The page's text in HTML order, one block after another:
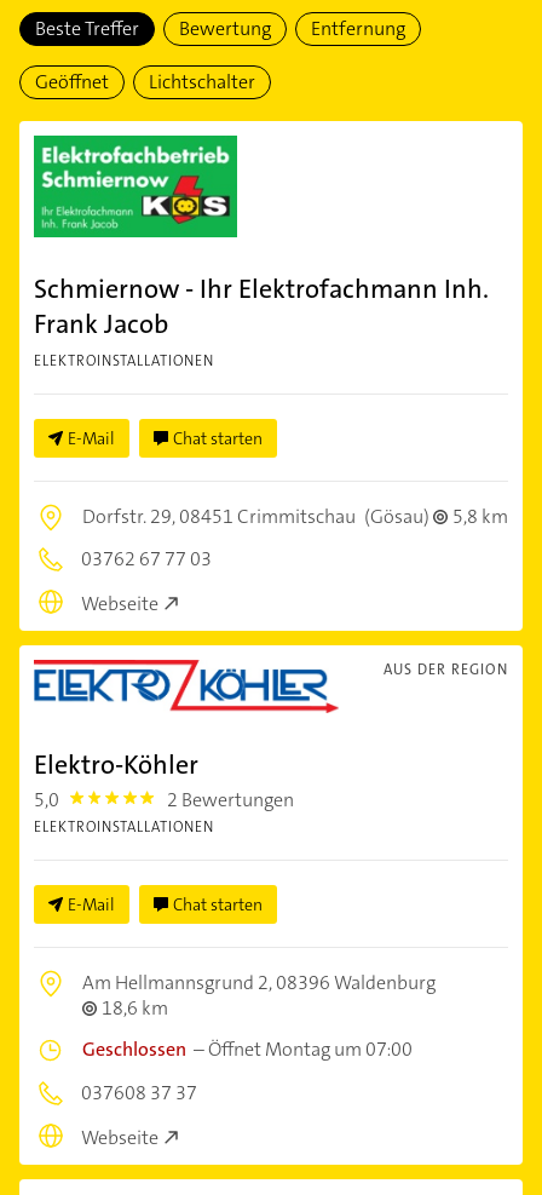
Beste Treffer Bewertung Entfernung
Geöffnet Lichtschalter
Schmiernow - Ihr Elektrofachmann Inh.
Frank Jacob
ELEKTROINSTALLATIONEN
E-Mail Chat starten
Dorfstr. 29,08451 Crimmitschau (Gösau)
5,8 km
03762 67 77 03
Webseite
AUS DER REGION
Elektro-Köhler
5,0 5.0 2 Bewertungen
ELEKTROINSTALLATIONEN
E-Mail Chat starten
Am Hellmannsgrund 2,08396 Waldenburg
18,6 km
Geschlossen –Öffnet Montag um 07:00
037608 37 37
Webseite